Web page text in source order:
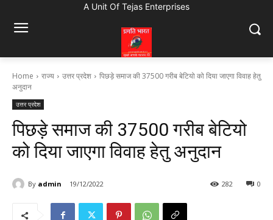
A Unit Of Tejas Enterprises
Home राज्य उत्तर प्रदेश
पिछड़े समाज की 37500 गरीब बेटियो को दिया जाएगा विवाह हेतु
अनुदान
उत्तर प्रदेश
पिछड़े समाज की 37500 गरीब बेटियो
को दिया जाएगा विवाह हेतु अनुदान
By admin 19/12/2022 0
282